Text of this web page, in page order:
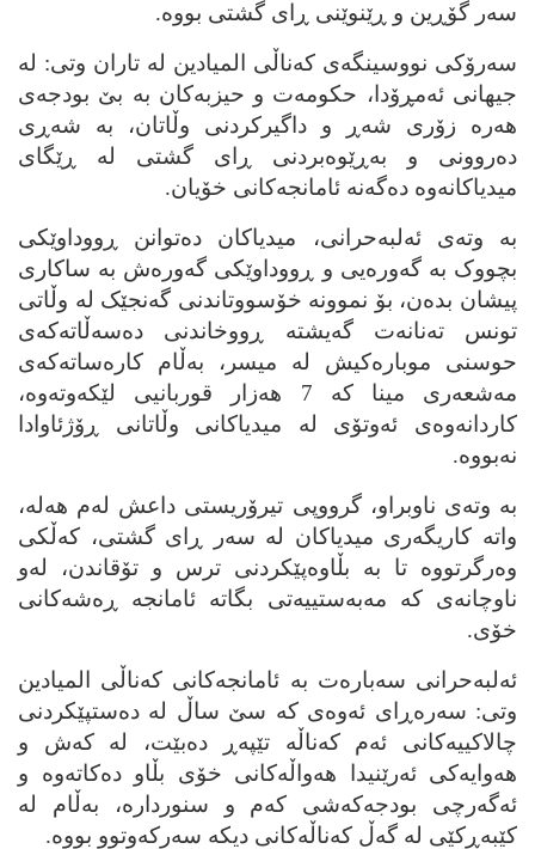
سه‌ر گۆڕین و ڕێنوێنی ڕای گشتی بووه‌.
سه‌رۆکی نووسینگه‌ی که‌ناڵی المیادین له‌ تاران وتی: له‌
جیهانی ئه‌مڕۆدا، حکومه‌ت و حیزبه‌کان به‌ بێ بودجه‌ی
هه‌ره‌ زۆری شه‌ڕ و داگیرکردنی وڵاتان، به‌ شه‌ڕی
ده‌روونی و به‌ڕێوه‌بردنی ڕای گشتی له‌ ڕێگای
میدیاکانه‌وه‌ ده‌گه‌نه‌ ئامانجه‌کانی خۆیان.
به‌ وته‌ی ئه‌لبه‌حرانی، میدیاکان ده‌توانن ڕووداوێکی
بچووک به‌ گه‌وره‌یی و ڕووداوێکی گه‌وره‌ش به‌ ساکاری
پیشان بده‌ن، بۆ نموونه‌ خۆسووتاندنی گه‌نجێک له‌ وڵاتی
تونس ته‌نانه‌ت گه‌یشته‌ ڕووخاندنی ده‌سه‌ڵاته‌که‌ی
حوسنی موباره‌کیش له‌ میسر، به‌ڵام کاره‌ساته‌که‌ی
مه‌شعه‌ری مینا که‌ 7 هه‌زار قوربانیی لێکه‌وته‌وه‌،
کاردانه‌وه‌ی ئه‌وتۆی له‌ میدیاکانی وڵاتانی ڕۆژئاوادا
نه‌بووه‌.
به‌ وته‌ی ناوبراو، گرووپی تیرۆریستی داعش له‌م هه‌له‌،
واته‌ کاریگه‌ری میدیاکان له‌ سه‌ر ڕای گشتی، که‌ڵکی
وه‌رگرتووه‌ تا به‌ بڵاوه‌پێکردنی ترس و تۆقاندن، له‌و
ناوچانه‌ی که‌ مه‌به‌ستییه‌تی بگاته‌ ئامانجه‌ ڕه‌شه‌کانی
خۆی.
ئه‌لبه‌حرانی سه‌باره‌ت به‌ ئامانجه‌کانی که‌ناڵی المیادین
وتی: سه‌ره‌ڕای ئه‌وه‌ی که‌ سێ ساڵ له‌ ده‌ستپێکردنی
چالاکییه‌کانی ئه‌م که‌ناڵه‌ تێپه‌ڕ ده‌بێت، له‌ که‌ش و
هه‌وایه‌کی ئه‌رێنیدا هه‌واڵه‌کانی خۆی بڵاو ده‌کاته‌وه‌ و
ئه‌گه‌رچی بودجه‌که‌شی که‌م و سنورداره‌، به‌ڵام له‌
کێبه‌ڕکێی له‌ گه‌ڵ که‌ناڵه‌کانی دیکه‌ سه‌رکه‌وتوو بووه‌.